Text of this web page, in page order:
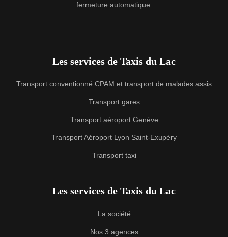
fermeture automatique.
Les services de Taxis du Lac
Transport conventionné CPAM et transport de malades assis
Transport gares
Transport aéroport Genève
Transport Aéroport Lyon Saint-Exupéry
Transport taxi
Les services de Taxis du Lac
La société
Nos 3 agences